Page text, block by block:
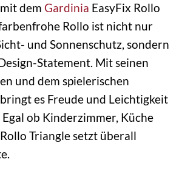
dem Gardinia EasyFix Rollo
Rollo ist nicht nur
und Sonnenschutz, sondern
Statement. Mit seinen
und dem spielerischen
es Freude und Leichtigkeit
ob Kinderzimmer, Küche
Triangle setzt überall